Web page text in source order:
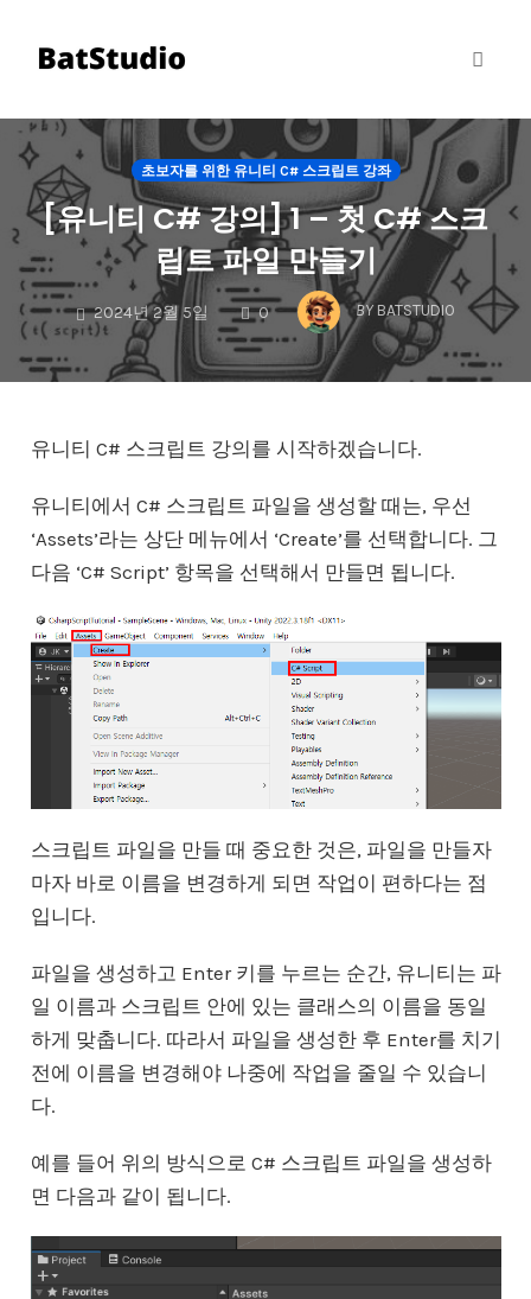
Skip
content
초보자를 위한 유니티 C# 스크립트 강좌
[유니티 C# 강의] 1 – 첫 C# 스크
립트 파일 만들기
2024년 2월 5일 0
COMMENTS
BY BATSTUDIO
유니티 C# 스크립트 강의를 시작하겠습니다.
유니티에서 C# 스크립트 파일을 생성할 때는, 우선
‘Assets’라는 상단 메뉴에서 ‘Create’를 선택합니다. 그
다음 ‘C# Script’ 항목을 선택해서 만들면 됩니다.
스크립트 파일을 만들 때 중요한 것은, 파일을 만들자
마자 바로 이름을 변경하게 되면 작업이 편하다는 점
입니다.
파일을 생성하고 Enter 키를 누르는 순간, 유니티는 파
일 이름과 스크립트 안에 있는 클래스의 이름을 동일
하게 맞춥니다. 따라서 파일을 생성한 후 Enter를 치기
전에 이름을 변경해야 나중에 작업을 줄일 수 있습니
다.
예를 들어 위의 방식으로 C# 스크립트 파일을 생성하
면 다음과 같이 됩니다.